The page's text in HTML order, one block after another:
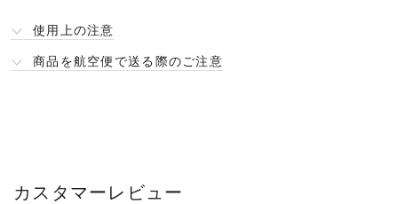
使用上の注意
商品を航空便で送る際のご注意
カスタマーレビュー